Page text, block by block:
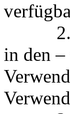
2. die
in den –